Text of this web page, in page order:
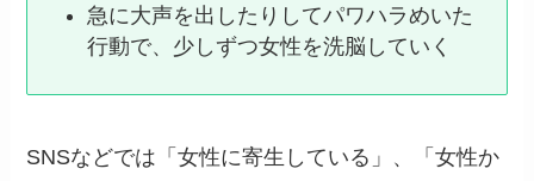
急に大声を出したりしてパワハラめいた
行動で、少しずつ女性を洗脳していく
SNSなどでは「女性に寄生している」、「女性か